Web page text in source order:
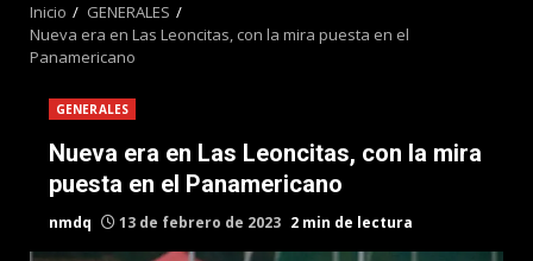
Inicio
GENERALES
Nueva era en Las Leoncitas, con la mira puesta en el
Panamericano
GENERALES
Nueva era en Las Leoncitas, con la mira
puesta en el Panamericano
nmdq 13 de febrero de 2023 2 min de lectura